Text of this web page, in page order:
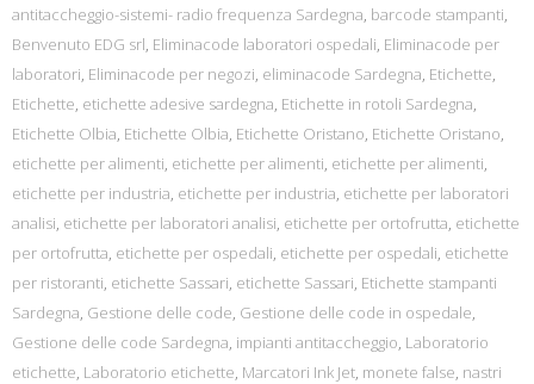
antitaccheggio-sistemi- radio frequenza Sardegna, barcode stampanti,
Benvenuto EDG srl, Eliminacode laboratori ospedali, Eliminacode per
laboratori, Eliminacode per negozi, eliminacode Sardegna, Etichette,
Etichette, etichette adesive sardegna, Etichette in rotoli Sardegna,
Etichette Olbia, Etichette Olbia, Etichette Oristano, Etichette Oristano,
etichette per alimenti, etichette per alimenti, etichette per alimenti,
etichette per industria, etichette per industria, etichette per laboratori
analisi, etichette per laboratori analisi, etichette per ortofrutta, etichette
per ortofrutta, etichette per ospedali, etichette per ospedali, etichette
per ristoranti, etichette Sassari, etichette Sassari, Etichette stampanti
Sardegna, Gestione delle code, Gestione delle code in ospedale,
Gestione delle code Sardegna, impianti antitaccheggio, Laboratorio
etichette, Laboratorio etichette, Marcatori Ink Jet, monete false, nastri